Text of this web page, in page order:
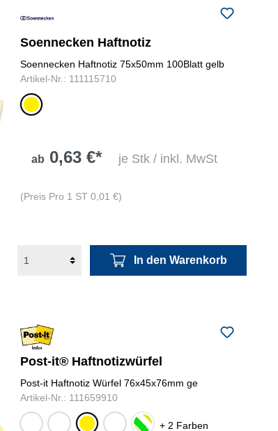
Soennecken Haftnotiz
Soennecken Haftnotiz 75x50mm 100Blatt gelb
Artikel-Nr.: 111115710
gelb
ab 0,63 €* je Stk / inkl. MwSt
(Preis Pro 1 ST 0,01 €)
In den Warenkorb
Post-it® Haftnotizwürfel
Post-it Haftnotiz Würfel 76x45x76mm ge
Artikel-Nr.: 111659910
ultragelb,
limonengrün,
powerpink,
guavapink,
vitalorange,gelb
türkis, weiß,
retroblau,
pastellgrün,
neongrün,
+ 2 Farben